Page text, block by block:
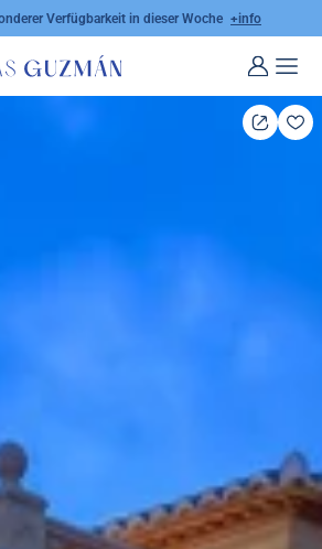
Verfügbarkeit in dieser Woche +info